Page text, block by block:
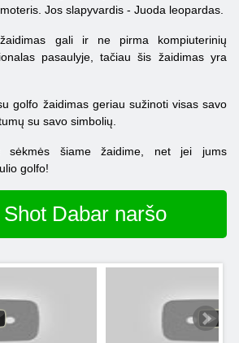
Jos slapyvardis - Juoda leopardas.
gali ir ne pirma kompiuterinių
pasaulyje, tačiau šis žaidimas yra
golfo žaidimas geriau sužinoti visas savo
su savo simbolių.
sėkmės šiame žaidime, net jei jums
golfo!
Dabar naršo